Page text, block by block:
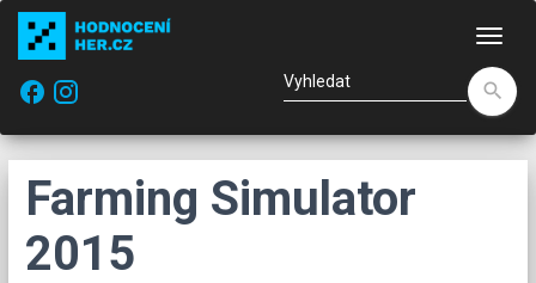
facebook
search
Farming Simulator
2015